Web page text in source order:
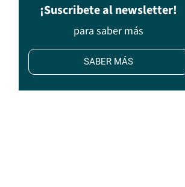
¡Suscribete al newsletter!
para saber más
SABER MÁS